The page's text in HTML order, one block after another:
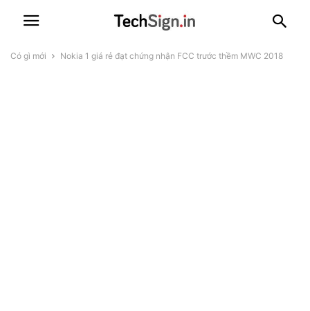
Có gì mới Nokia 1 giá rẻ đạt chứng nhận FCC trước thềm MWC 2018